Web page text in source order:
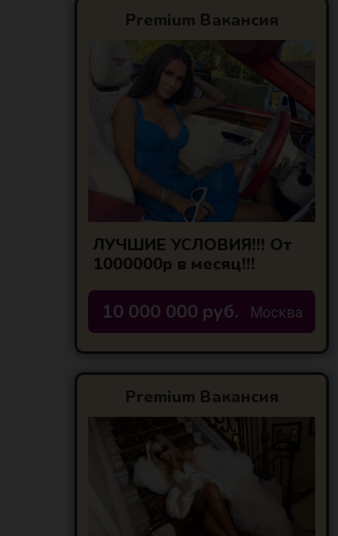
Premium Вакансия
ЛУЧШИЕ УСЛОВИЯ!!! От
1000000р в месяц!!!
10 000 000 руб. Москва
Premium Вакансия